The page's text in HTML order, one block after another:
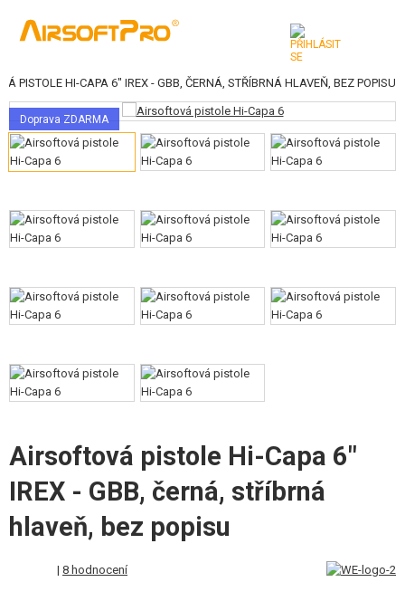
KATEGORIE
AIRSOFTOVÉ ZBRANĚ
VZDUCHOVÉ ZBRANĚ, PRAKY
GRANÁTOMETY, GRANÁTY
KULIČKY, PLYN
AKUMULÁTORY, NABÍJEČKY
BRÝLE, MASKY
MASKOVÁNÍ, BARVY, PÁSKY
VYSÍLAČKY, HEADSETY, KAMERY
DOPLŇKY KE ZBRANÍM, POPRUHY
NÁHRADNÍ DÍLY, UPGRADE
PISTOLE HI-CAPA 6" IREX - GBB, ČERNÁ, STŘÍBRNÁ HLAVEŇ, BEZ POPISU
Doprava ZDARMA
Airsoftová pistole Hi-Capa 6"
IREX - GBB, černá, stříbrná
hlaveň, bez popisu
| 8 hodnocení